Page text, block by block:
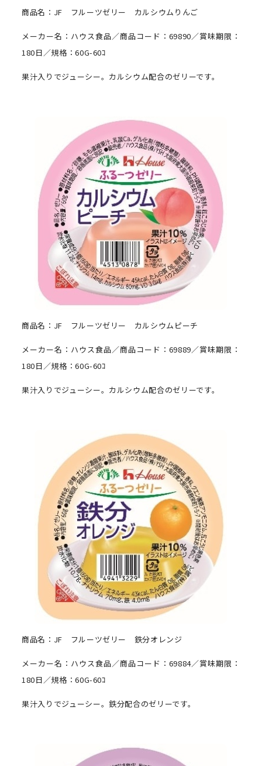
商品名：JF フルーツゼリー カルシウムりんご
メーカー名：ハウス食品／商品コード：69890／賞味期限：
180日／規格：60G-60ｺ
果汁入りでジューシー。カルシウム配合のゼリーです。
商品名：JF フルーツゼリー カルシウムピーチ
メーカー名：ハウス食品／商品コード：69889／賞味期限：
180日／規格：60G-60ｺ
果汁入りでジューシー。カルシウム配合のゼリーです。
商品名：JF フルーツゼリー 鉄分オレンジ
メーカー名：ハウス食品／商品コード：69884／賞味期限：
180日／規格：60G-60ｺ
果汁入りでジューシー。鉄分配合のゼリーです。